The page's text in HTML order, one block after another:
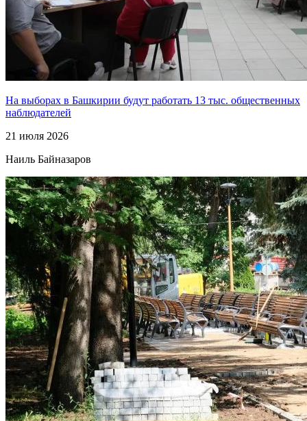
На выборах в Башкирии будут работать 13 тыс. общественных
наблюдателей
21 июля 2026
Наиль Байназаров